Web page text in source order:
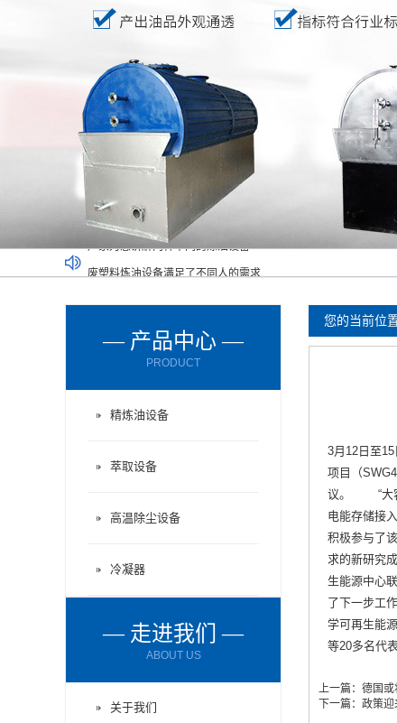
废轮胎炼油设备使用时要注意减压设备
您的当前位
3月12日至
项目（
议。 “大容
电能存储接
积极参与了
求的新研究
生能源中心
了下一步工
学可再生能
等20多名代
上一篇： 德国或
下一篇： 政策迎
— 产品中心 —
PRODUCT
精炼油设备
萃取设备
高温除尘设备
冷凝器
— 走进我们 —
ABOUT US
关于我们